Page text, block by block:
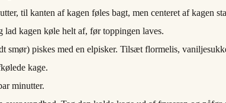
til kanten af kagen føles bagt, men centeret af kagen
lad kagen køle helt af, før toppingen laves.
smør) piskes med en elpisker. Tilsæt flormelis,
kage.
minutter.